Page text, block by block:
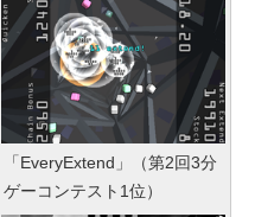
「EveryExtend」（第2回3分
ゲーコンテスト1位）